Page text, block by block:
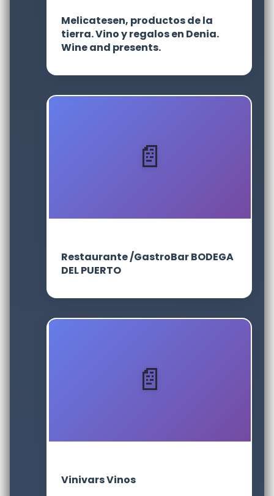
Melicatesen, productos de la
tierra. Vino y regalos en Denia.
Wine and presents.
Restaurante /GastroBar BODEGA
DEL PUERTO
Vinivars Vinos